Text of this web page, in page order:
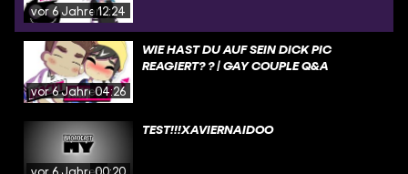
vor 6 Jahren12:24
vor 6 Jahren04:26
WIE HAST DU AUF SEIN DICK PIC
REAGIERT? ? | GAY COUPLE Q&A
TEST!!!XAVIERNAIDOO